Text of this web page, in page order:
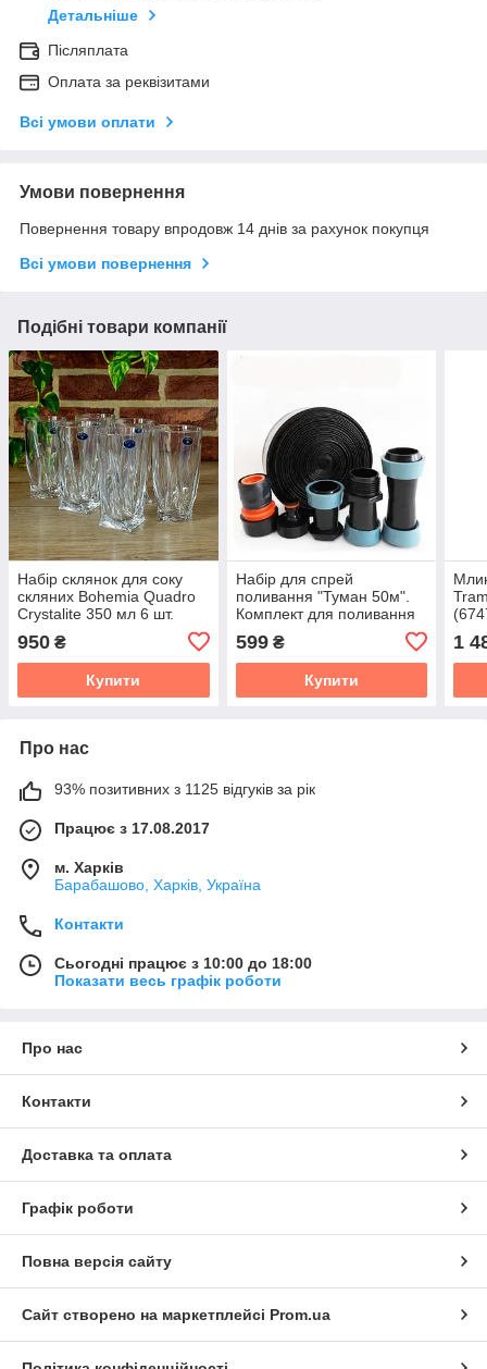
Детальніше
Післяплата
Оплата за реквізитами
Всі умови оплати
Умови повернення
Повернення товару впродовж 14 днів за рахунок покупця
Всі умови повернення
Подібні товари компанії
Набір склянок для соку
скляних Bohemia Quadro
Crystalite 350 мл 6 шт.
950 ₴
Купити
Набір для спрей
поливання "Туман 50м".
Комплект для поливання
599₴
Купити
1
Про нас
93% позитивних з 1125 відгуків за рік
Працює з 17.08.2017
м. Харків
Барабашово, Харків, Україна
Контакти
Сьогодні працює з 10:00 до 18:00
Показати весь графік роботи
Про нас
Контакти
Доставка та оплата
Графік роботи
Повна версія сайту
Сайт створено на маркетплейсі Prom.ua